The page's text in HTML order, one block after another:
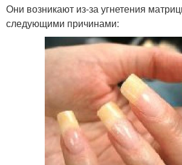
Они возникают из-за угнетения
следующими причинами: